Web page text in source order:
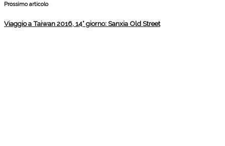
Prossimo articolo
Viaggio a Taiwan 2016, 14° giorno: Sanxia Old Street